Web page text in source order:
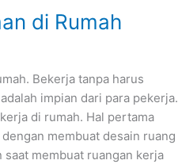
di Rumah
Bekerja tanpa harus
impian dari para pekerja.
di rumah. Hal pertama
membuat desain ruang
membuat ruangan kerja